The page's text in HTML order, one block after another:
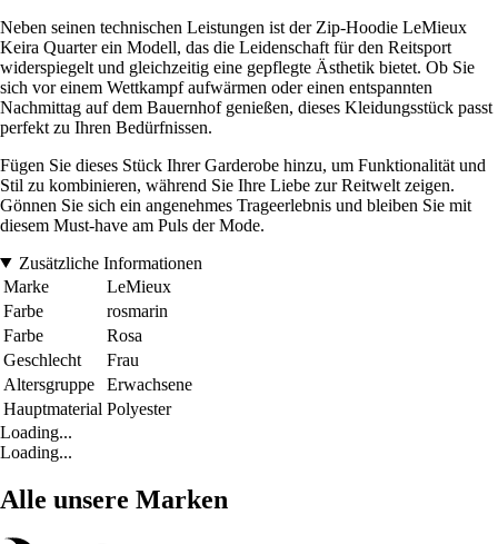
Neben seinen technischen Leistungen ist der Zip-Hoodie LeMieux
Keira Quarter ein Modell, das die Leidenschaft für den Reitsport
widerspiegelt und gleichzeitig eine gepflegte Ästhetik bietet. Ob Sie
sich vor einem Wettkampf aufwärmen oder einen entspannten
Nachmittag auf dem Bauernhof genießen, dieses Kleidungsstück passt
perfekt zu Ihren Bedürfnissen.
Fügen Sie dieses Stück Ihrer Garderobe hinzu, um Funktionalität und
Stil zu kombinieren, während Sie Ihre Liebe zur Reitwelt zeigen.
Gönnen Sie sich ein angenehmes Trageerlebnis und bleiben Sie mit
diesem Must-have am Puls der Mode.
Zusätzliche Informationen
Marke
LeMieux
Farbe
rosmarin
Farbe
Rosa
Geschlecht
Frau
Altersgruppe
Erwachsene
Hauptmaterial Polyester
Loading...
Loading...
Alle unsere Marken